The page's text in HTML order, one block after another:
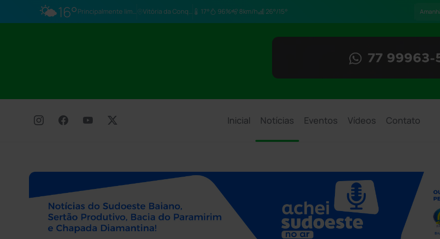
🌤️16° Principalmente limpo Vitória da Conq… 17° 96% 8km/h 26°/15°
Inicial Notícias Eventos Vídeos Contato